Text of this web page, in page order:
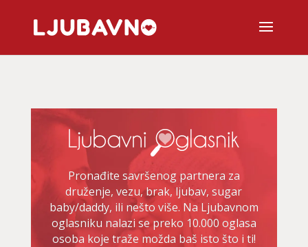
Pronađite savršenog partnera za
druženje, vezu, brak, ljubav, sugar
baby/daddy, ili nešto više. Na Ljubavnom
oglasniku nalazi se preko 10.000 oglasa
osoba koje traže možda baš isto što i ti!